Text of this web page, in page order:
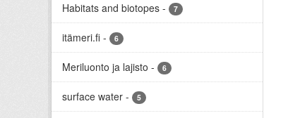
Habitats and biotopes - 7
itämeri.fi - 6
Meriluonto ja lajisto - 6
surface water - 5